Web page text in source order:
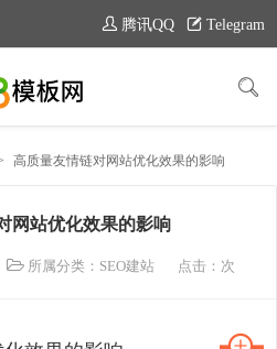
腾讯QQ Telegram
高质量友情链对网站优化效果的影响
网站优化效果的影响
所属分类： SEO建站 点击： 次